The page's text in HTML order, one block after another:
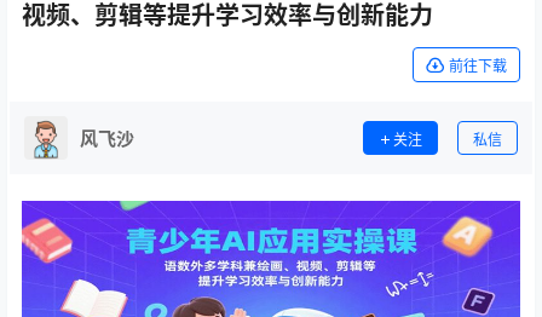
视频、剪辑等提升学习效率与创新能力
前往下载
风飞沙 关注 私信